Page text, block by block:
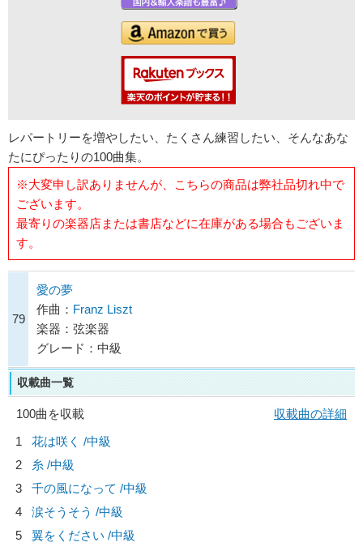
レパートリーを増やしたい、たくさん練習したい、そんなあな
たにぴったりの100曲集。
※大変申し訳ありませんが、こちらの商品は弊社品切れ中で
ございます。
最寄りの楽器店または書店などに在庫がある場合もございま
す。
79
愛の夢
作曲： Franz Liszt
楽器：弦楽器
グレード：中級
収載曲一覧
100曲を収載
収載曲の詳細
1
花は咲く /中級
2
糸 /中級
3
千の風になって /中級
4
涙そうそう /中級
5
翼をください /中級